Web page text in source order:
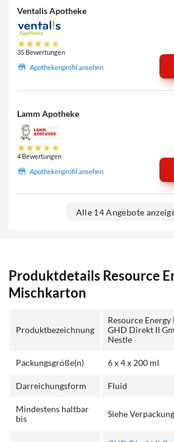
Ventalis Apotheke
35 Bewertungen
Apothekenprofil ansehen
Lamm Apotheke
4 Bewertungen
Apothekenprofil ansehen
Alle 14 Angebote
Produktdetails Resource
Mischkarton
Produktbezeichnung
Resource
GHD Direkt II
Nestle
Packungsgröße(n) 6 x 4 x 200 ml
Darreichungsform Fluid
Mindestens haltbar
bis
Siehe